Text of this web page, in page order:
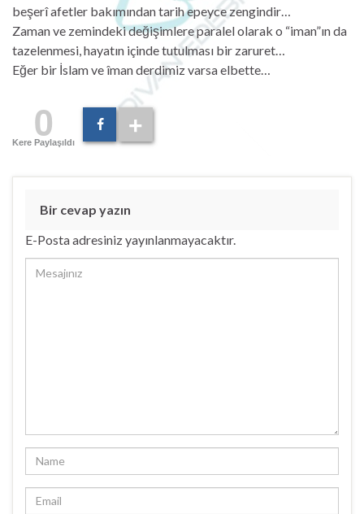
beşerî afetler bakımından tarih epeyce zengindir…
Zaman ve zemindeki değişimlere paralel olarak o “iman”ın da
tazelenmesi, hayatın içinde tutulması bir zaruret…
Eğer bir İslam ve îman derdimiz varsa elbette…
0
Kere Paylaşıldı
Bir cevap yazın
E-Posta adresiniz yayınlanmayacaktır.